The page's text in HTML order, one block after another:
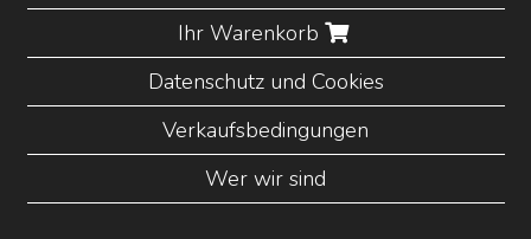
Ihr Warenkorb
Datenschutz und Cookies
Verkaufsbedingungen
Wer wir sind